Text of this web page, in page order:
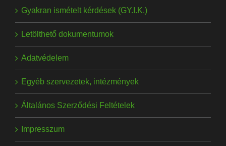
Gyakran ismételt kérdések (GY.I.K.)
Letölthető dokumentumok
Adatvédelem
Egyéb szervezetek, intézmények
Általános Szerződési Feltételek
Impresszum